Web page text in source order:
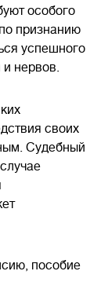
особого
признанию
успешного
и нервов.
своих
Судебный
пособие